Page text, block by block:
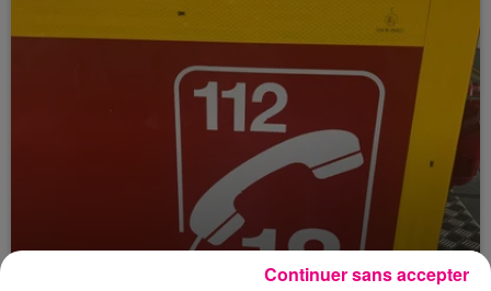
Continuer sans accepter